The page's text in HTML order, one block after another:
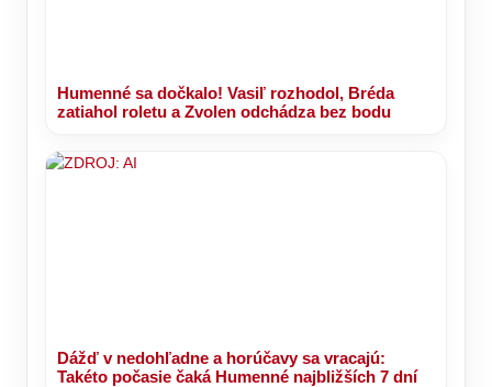
Humenné sa dočkalo! Vasiľ rozhodol, Bréda
zatiahol roletu a Zvolen odchádza bez bodu
Dážď v nedohľadne a horúčavy sa vracajú:
Takéto počasie čaká Humenné najbližších 7 dní